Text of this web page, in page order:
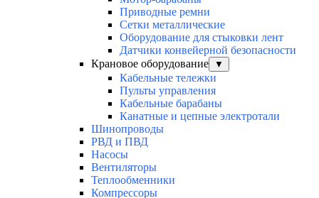
Приводные ремни
Сетки металлические
Оборудование для стыковки лент
Датчики конвейерной безопасности
Крановое оборудование
▼
Кабельные тележки
Пульты управления
Кабельные барабаны
Канатные и цепные электротали
Шинопроводы
РВД и ПВД
Насосы
Вентиляторы
Теплообменники
Компрессоры